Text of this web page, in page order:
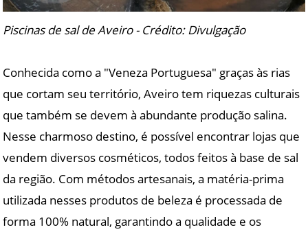
Piscinas de sal de Aveiro - Crédito: Divulgação
Conhecida como a "Veneza Portuguesa" graças às rias
que cortam seu território, Aveiro tem riquezas culturais
que também se devem à abundante produção salina.
Nesse charmoso destino, é possível encontrar lojas que
vendem diversos cosméticos, todos feitos à base de sal
da região. Com métodos artesanais, a matéria-prima
utilizada nesses produtos de beleza é processada de
forma 100% natural, garantindo a qualidade e os